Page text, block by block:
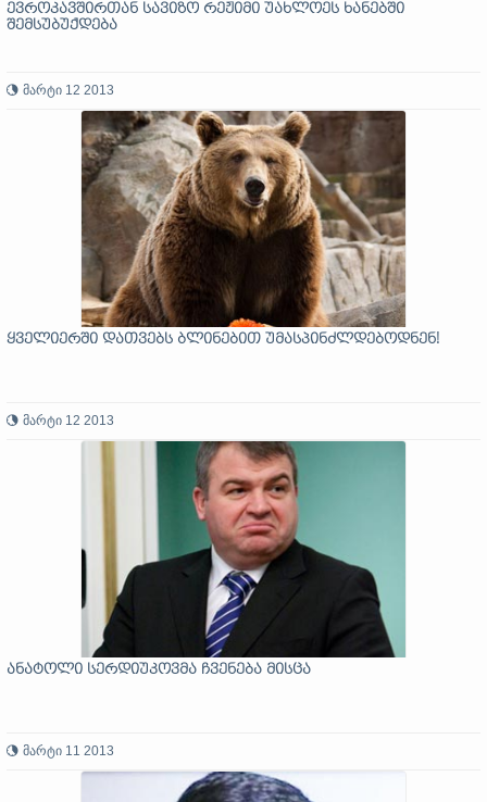
ევროკავშირთან სავიზო რეჟიმი უახლოეს ხანებში
შემსუბუქდება
მარტი 12 2013
ყველიერში დათვებს ბლინებით უმასპინძლდებოდნენ!
მარტი 12 2013
ანატოლი სერდიუკოვმა ჩვენება მისცა
მარტი 11 2013